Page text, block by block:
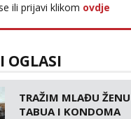
064/677-677
- Kod: #142
tel:0,93€ - mob:1,12€ min
ili prijavi klikom ovdje
OGLASI
TRAŽIM MLAĐU
TABUA I KONDOMA